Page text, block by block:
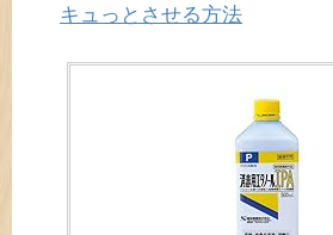
キュっとさせる方法